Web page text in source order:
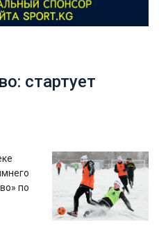
стартует
по